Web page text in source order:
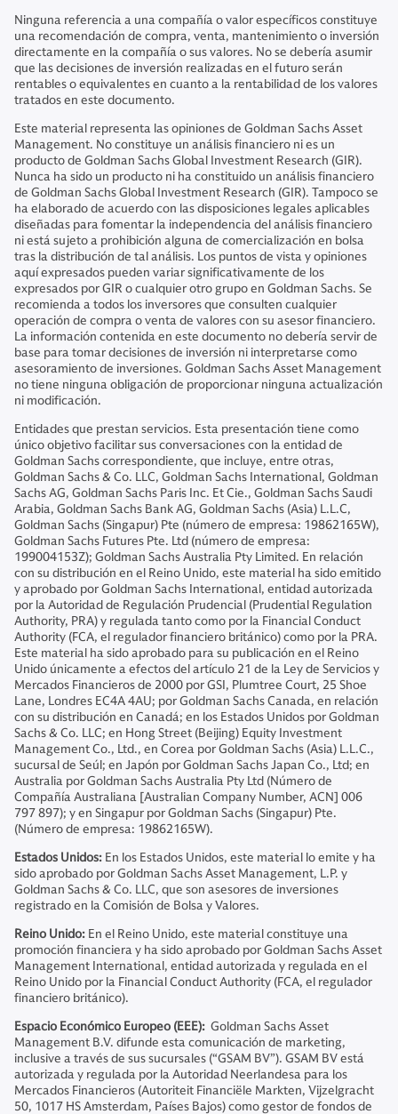
Ninguna referencia a una compañía o valor específicos constituye
una recomendación de compra, venta, mantenimiento o inversión
directamente en la compañía o sus valores. No se debería asumir
que las decisiones de inversión realizadas en el futuro serán
rentables o equivalentes en cuanto a la rentabilidad de los valores
tratados en este documento.
Este material representa las opiniones de Goldman Sachs Asset
Management. No constituye un análisis financiero ni es un
producto de Goldman Sachs Global Investment Research (GIR).
Nunca ha sido un producto ni ha constituido un análisis financiero
de Goldman Sachs Global Investment Research (GIR). Tampoco se
ha elaborado de acuerdo con las disposiciones legales aplicables
diseñadas para fomentar la independencia del análisis financiero
ni está sujeto a prohibición alguna de comercialización en bolsa
tras la distribución de tal análisis. Los puntos de vista y opiniones
aquí expresados pueden variar significativamente de los
expresados por GIR o cualquier otro grupo en Goldman Sachs. Se
recomienda a todos los inversores que consulten cualquier
operación de compra o venta de valores con su asesor financiero.
La información contenida en este documento no debería servir de
base para tomar decisiones de inversión ni interpretarse como
asesoramiento de inversiones. Goldman Sachs Asset Management
no tiene ninguna obligación de proporcionar ninguna actualización
ni modificación.
Entidades que prestan servicios. Esta presentación tiene como
único objetivo facilitar sus conversaciones con la entidad de
Goldman Sachs correspondiente, que incluye, entre otras,
Goldman Sachs & Co. LLC, Goldman Sachs International, Goldman
Sachs AG, Goldman Sachs Paris Inc. Et Cie., Goldman Sachs Saudi
Arabia, Goldman Sachs Bank AG, Goldman Sachs (Asia) L.L.C,
Goldman Sachs (Singapur) Pte (número de empresa: 19862165W),
Goldman Sachs Futures Pte. Ltd (número de empresa:
199004153Z); Goldman Sachs Australia Pty Limited. En relación
con su distribución en el Reino Unido, este material ha sido emitido
y aprobado por Goldman Sachs International, entidad autorizada
por la Autoridad de Regulación Prudencial (Prudential Regulation
Authority, PRA) y regulada tanto como por la Financial Conduct
Authority (FCA, el regulador financiero británico) como por la PRA.
Este material ha sido aprobado para su publicación en el Reino
Unido únicamente a efectos del artículo 21 de la Ley de Servicios y
Mercados Financieros de 2000 por GSI, Plumtree Court, 25 Shoe
Lane, Londres EC4A 4AU; por Goldman Sachs Canada, en relación
con su distribución en Canadá; en los Estados Unidos por Goldman
Sachs & Co. LLC; en Hong Street (Beijing) Equity Investment
Management Co., Ltd., en Corea por Goldman Sachs (Asia) L.L.C.,
sucursal de Seúl; en Japón por Goldman Sachs Japan Co., Ltd; en
Australia por Goldman Sachs Australia Pty Ltd (Número de
Compañía Australiana [Australian Company Number, ACN] 006
797 897); y en Singapur por Goldman Sachs (Singapur) Pte.
(Número de empresa: 19862165W).
Estados Unidos: En los Estados Unidos, este material lo emite y ha
sido aprobado por Goldman Sachs Asset Management, L.P. y
Goldman Sachs & Co. LLC, que son asesores de inversiones
registrado en la Comisión de Bolsa y Valores.
Reino Unido: En el Reino Unido, este material constituye una
promoción financiera y ha sido aprobado por Goldman Sachs Asset
Management International, entidad autorizada y regulada en el
Reino Unido por la Financial Conduct Authority (FCA, el regulador
financiero británico).
Espacio Económico Europeo (EEE): Goldman Sachs Asset
Management B.V. difunde esta comunicación de marketing,
inclusive a través de sus sucursales (“GSAM BV”). GSAM BV está
autorizada y regulada por la Autoridad Neerlandesa para los
Mercados Financieros (Autoriteit Financiële Markten, Vijzelgracht
50, 1017 HS Amsterdam, Países Bajos) como gestor de fondos de